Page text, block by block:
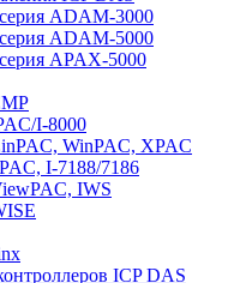
ADAM-3000
ADAM-5000
APAX-5000
I-8000
WinPAC, XPAC
I-7188/7186
IWS
ICP DAS